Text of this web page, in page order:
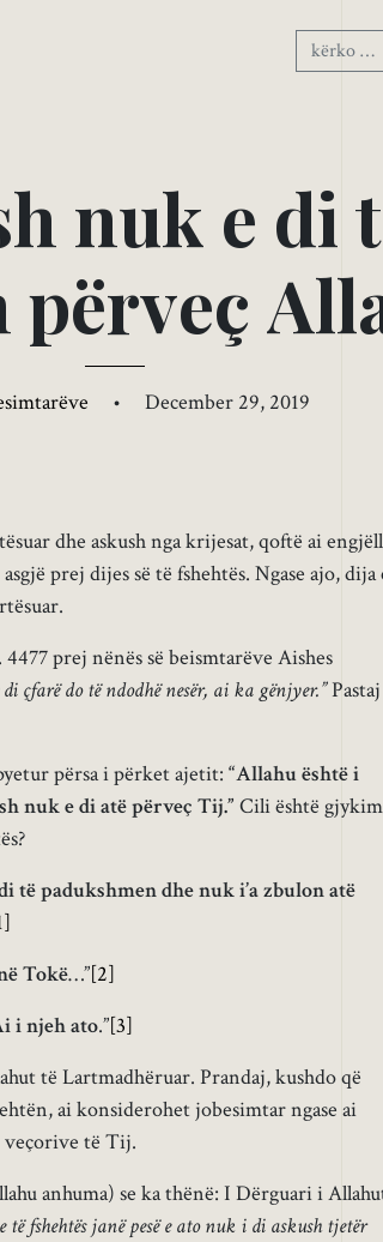
h nuk e di t
përveç All
• December 29, 2019
dhe askush nga krijesat, qoftë ai
prej dijes së të fshehtës. Ngase ajo, dija
prej nënës së beismtarëve Aishes
di çfarë do të ndodhë nesër, ai ka gënjyer.”Pastaj
përsa i përket ajetit: “Allahu është i
nuk e di atë përveç Tij.” Cili është
të padukshmen dhe nuk i’a zbulon atë
Tokë…”[2]
i njeh ato.”[3]
të Lartmadhëruar. Prandaj, kushdo që
ai konsiderohet jobesimtar ngase ai
veçorive të Tij.
anhuma) se ka thënë: I Dërguari i
të fshehtës janë pesë e ato nuk i di askush tjetër